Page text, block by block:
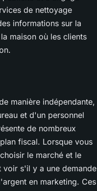
de nettoyage
informations sur la
maison où les clients
manière indépendante,
et d'un personnel
de nombreux
fiscal. Lorsque vous
le marché et le
voir s'il y a une demande
en marketing. Ces